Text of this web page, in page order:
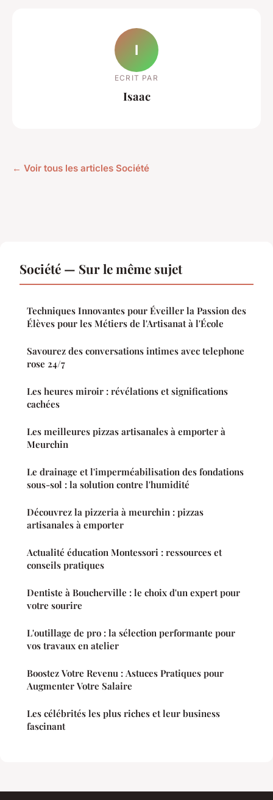
I
ECRIT PAR
Isaac
← Voir tous les articles Société
Société — Sur le même sujet
Techniques Innovantes pour Éveiller la Passion des
Élèves pour les Métiers de l'Artisanat à l'École
Savourez des conversations intimes avec telephone
rose 24/7
Les heures miroir : révélations et significations
cachées
Les meilleures pizzas artisanales à emporter à
Meurchin
Le drainage et l'imperméabilisation des fondations
sous-sol : la solution contre l'humidité
Découvrez la pizzeria à meurchin : pizzas
artisanales à emporter
Actualité éducation Montessori : ressources et
conseils pratiques
Dentiste à Boucherville : le choix d'un expert pour
votre sourire
L'outillage de pro : la sélection performante pour
vos travaux en atelier
Boostez Votre Revenu : Astuces Pratiques pour
Augmenter Votre Salaire
Les célébrités les plus riches et leur business
fascinant